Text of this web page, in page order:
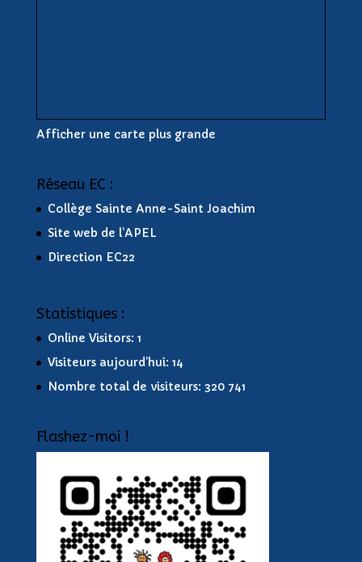
Afficher une carte plus grande
Réseau EC :
Collège Sainte Anne-Saint Joachim
Site web de l’APEL
Direction EC22
Statistiques :
Online Visitors: 1
Visiteurs aujourd’hui: 14
Nombre total de visiteurs: 320 741
Flashez-moi !